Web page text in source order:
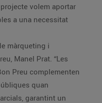
volem aportar
a una necessitat
màrqueting i
Manel Prat. “Les
Preu complementen
quan
garantint un